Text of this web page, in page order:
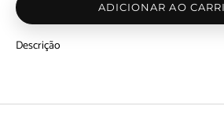
ADICIONAR AO
Descrição